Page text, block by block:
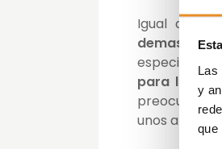
Las
y
que
Igual que
demasiado
especial de
para las
preocupes
unos años,